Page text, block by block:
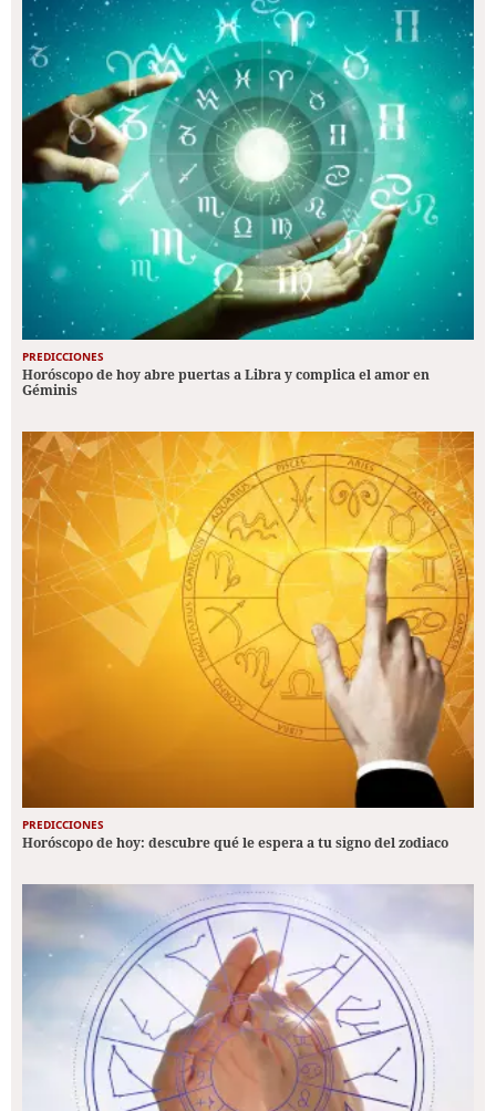
PREDICCIONES
Horóscopo de hoy abre puertas a Libra y complica el amor en
Géminis
PREDICCIONES
Horóscopo de hoy: descubre qué le espera a tu signo del zodiaco